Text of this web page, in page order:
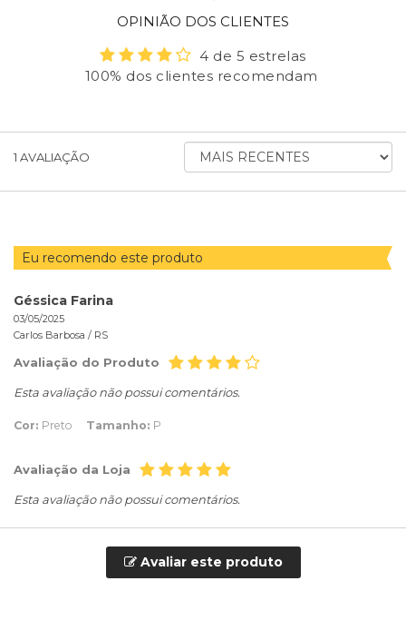
OPINIÃO DOS CLIENTES
4 de 5 estrelas
100% dos clientes recomendam
1 AVALIAÇÃO
ORDENAR
AVALIAÇÕES
Eu recomendo este produto
Géssica Farina
03/05/2025
Carlos Barbosa / RS
Avaliação do Produto
Esta avaliação não possui comentários.
Cor: Preto Tamanho: P
Avaliação da Loja
Esta avaliação não possui comentários.
Avaliar este produto